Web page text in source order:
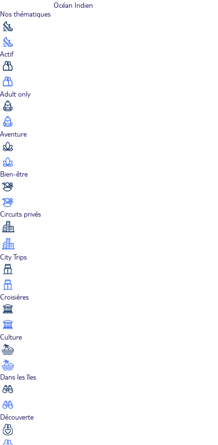
Océan Indien
Nos thématiques
Actif
Adult only
Aventure
Bien-être
Circuits privés
City Trips
Croisières
Culture
Dans les îles
Découverte